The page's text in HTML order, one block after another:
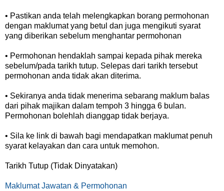
• Pastikan anda telah melengkapkan borang permohonan
dengan maklumat yang betul dan juga mengikuti syarat
yang diberikan sebelum menghantar permohonan
• Permohonan hendaklah sampai kepada pihak mereka
sebelum/pada tarikh tutup. Selepas dari tarikh tersebut
permohonan anda tidak akan diterima.
• Sekiranya anda tidak menerima sebarang maklum balas
dari pihak majikan dalam tempoh 3 hingga 6 bulan.
Permohonan bolehlah dianggap tidak berjaya.
• Sila ke link di bawah bagi mendapatkan maklumat penuh
syarat kelayakan dan cara untuk memohon.
Tarikh Tutup (Tidak Dinyatakan)
Maklumat Jawatan & Permohonan